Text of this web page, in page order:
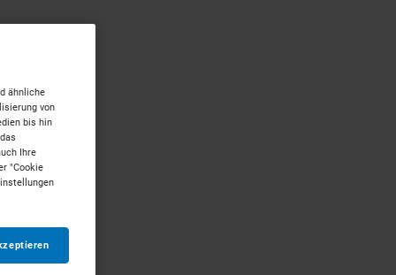
ähnliche
von
bis hin
Ihre
"Cookie